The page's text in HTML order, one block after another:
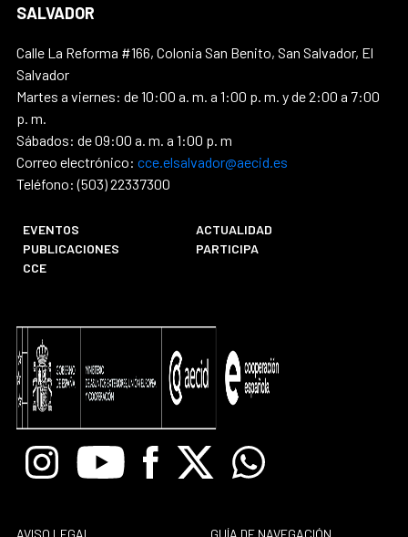
SALVADOR
Calle La Reforma #166, Colonia San Benito, San Salvador, El
Salvador
Martes a viernes: de 10:00 a. m. a 1:00 p. m. y de 2:00 a 7:00
p. m.
Sábados: de 09:00 a. m. a 1:00 p. m
Correo electrónico: cce.elsalvador@aecid.es
Teléfono: (503) 22337300
EVENTOS
ACTUALIDAD
PUBLICACIONES
PARTICIPA
CCE
InstagramYoutube Facebook
X Whatsapp